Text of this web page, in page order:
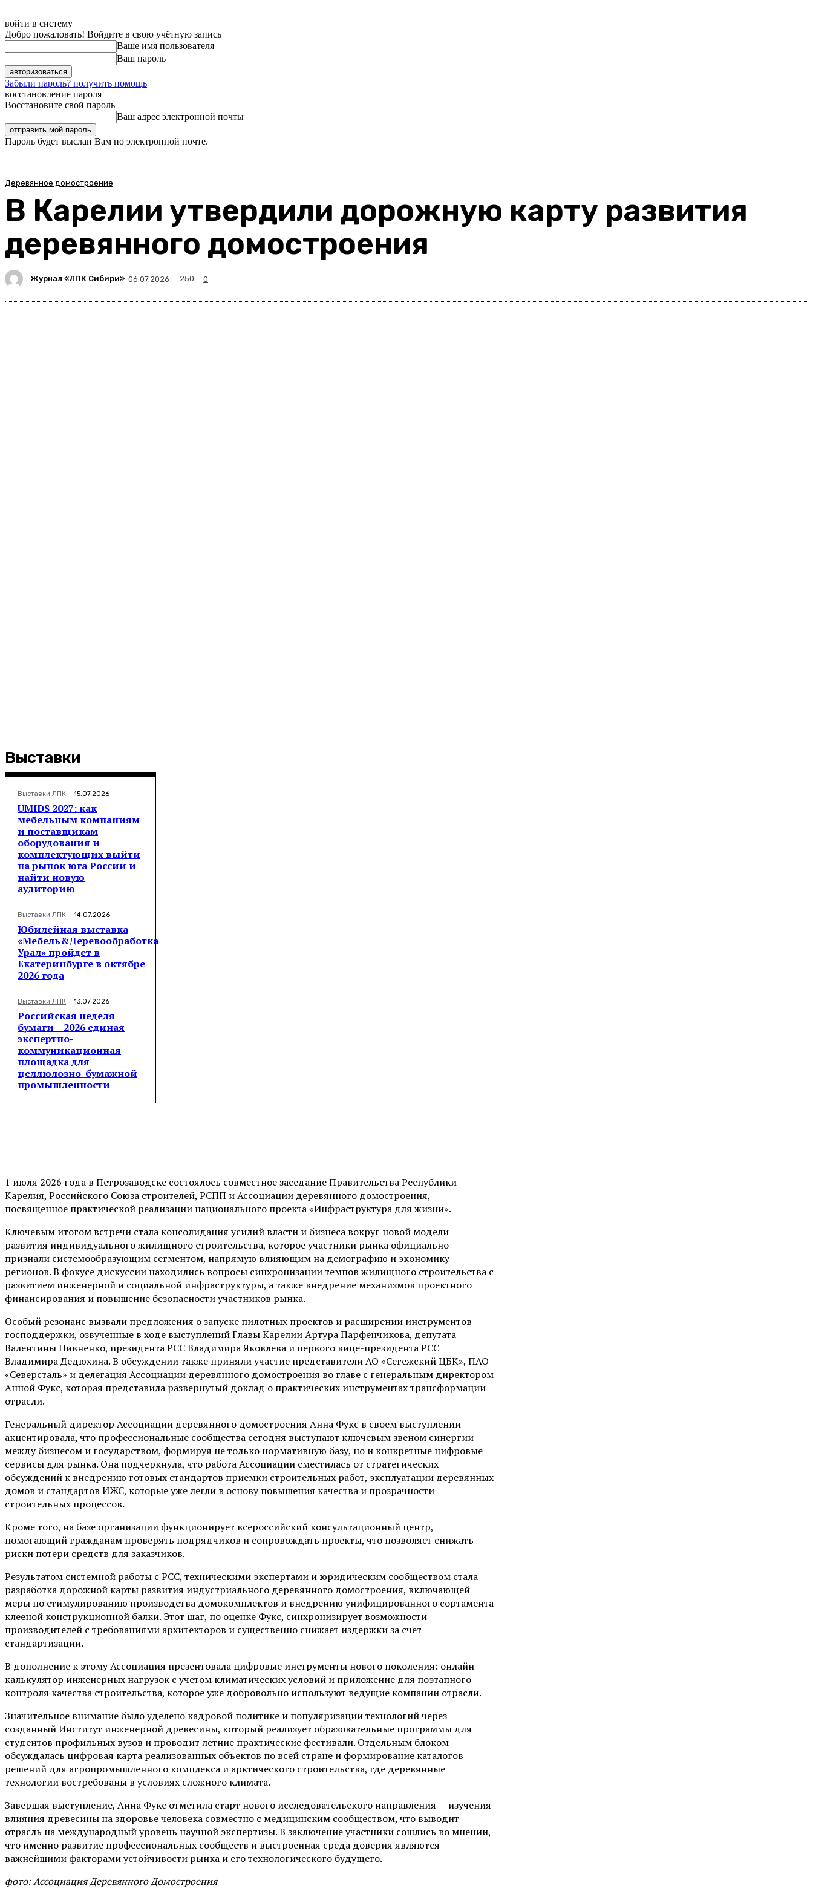
войти в систему
Добро пожаловать! Войдите в свою учётную запись
Ваше имя пользователя
Ваш пароль
Забыли пароль? получить помощь
восстановление пароля
Восстановите свой пароль
Ваш адрес электронной почты
Пароль будет выслан Вам по электронной почте.
Деревянное домостроение
В Карелии утвердили дорожную карту развития
деревянного домостроения
Журнал «ЛПК Сибири» 06.07.2026 250 0
Выставки
Выставки ЛПК 15.07.2026
UMIDS 2027: как
мебельным компаниям
и поставщикам
оборудования и
комплектующих выйти
на рынок юга России и
найти новую
аудиторию
Выставки ЛПК 14.07.2026
Юбилейная выставка
«Мебель&Деревообработка
Урал» пройдет в
Екатеринбурге в октябре
2026 года
Выставки ЛПК 13.07.2026
Российская неделя
бумаги – 2026 единая
экспертно-
коммуникационная
площадка для
целлюлозно-бумажной
промышленности
1 июля 2026 года в Петрозаводске состоялось совместное заседание Правительства Республики
Карелия, Российского Союза строителей, РСПП и Ассоциации деревянного домостроения,
посвященное практической реализации национального проекта «Инфраструктура для жизни».
Ключевым итогом встречи стала консолидация усилий власти и бизнеса вокруг новой модели
развития индивидуального жилищного строительства, которое участники рынка официально
признали системообразующим сегментом, напрямую влияющим на демографию и экономику
регионов. В фокусе дискуссии находились вопросы синхронизации темпов жилищного строительства с
развитием инженерной и социальной инфраструктуры, а также внедрение механизмов проектного
финансирования и повышение безопасности участников рынка.
Особый резонанс вызвали предложения о запуске пилотных проектов и расширении инструментов
господдержки, озвученные в ходе выступлений Главы Карелии Артура Парфенчикова, депутата
Валентины Пивненко, президента РСС Владимира Яковлева и первого вице-президента РСС
Владимира Дедюхина. В обсуждении также приняли участие представители АО «Сегежский ЦБК», ПАО
«Северсталь» и делегация Ассоциации деревянного домостроения во главе с генеральным директором
Анной Фукс, которая представила развернутый доклад о практических инструментах трансформации
отрасли.
Генеральный директор Ассоциации деревянного домостроения Анна Фукс в своем выступлении
акцентировала, что профессиональные сообщества сегодня выступают ключевым звеном синергии
между бизнесом и государством, формируя не только нормативную базу, но и конкретные цифровые
сервисы для рынка. Она подчеркнула, что работа Ассоциации сместилась от стратегических
обсуждений к внедрению готовых стандартов приемки строительных работ, эксплуатации деревянных
домов и стандартов ИЖС, которые уже легли в основу повышения качества и прозрачности
строительных процессов.
Кроме того, на базе организации функционирует всероссийский консультационный центр,
помогающий гражданам проверять подрядчиков и сопровождать проекты, что позволяет снижать
риски потери средств для заказчиков.
Результатом системной работы с РСС, техническими экспертами и юридическим сообществом стала
разработка дорожной карты развития индустриального деревянного домостроения, включающей
меры по стимулированию производства домокомплектов и внедрению унифицированного сортамента
клееной конструкционной балки. Этот шаг, по оценке Фукс, синхронизирует возможности
производителей с требованиями архитекторов и существенно снижает издержки за счет
стандартизации.
В дополнение к этому Ассоциация презентовала цифровые инструменты нового поколения: онлайн-
калькулятор инженерных нагрузок с учетом климатических условий и приложение для поэтапного
контроля качества строительства, которое уже добровольно используют ведущие компании отрасли.
Значительное внимание было уделено кадровой политике и популяризации технологий через
созданный Институт инженерной древесины, который реализует образовательные программы для
студентов профильных вузов и проводит летние практические фестивали. Отдельным блоком
обсуждалась цифровая карта реализованных объектов по всей стране и формирование каталогов
решений для агропромышленного комплекса и арктического строительства, где деревянные
технологии востребованы в условиях сложного климата.
Завершая выступление, Анна Фукс отметила старт нового исследовательского направления — изучения
влияния древесины на здоровье человека совместно с медицинским сообществом, что выводит
отрасль на международный уровень научной экспертизы. В заключение участники сошлись во мнении,
что именно развитие профессиональных сообществ и выстроенная среда доверия являются
важнейшими факторами устойчивости рынка и его технологического будущего.
фото: Ассоциация Деревянного Домостроения